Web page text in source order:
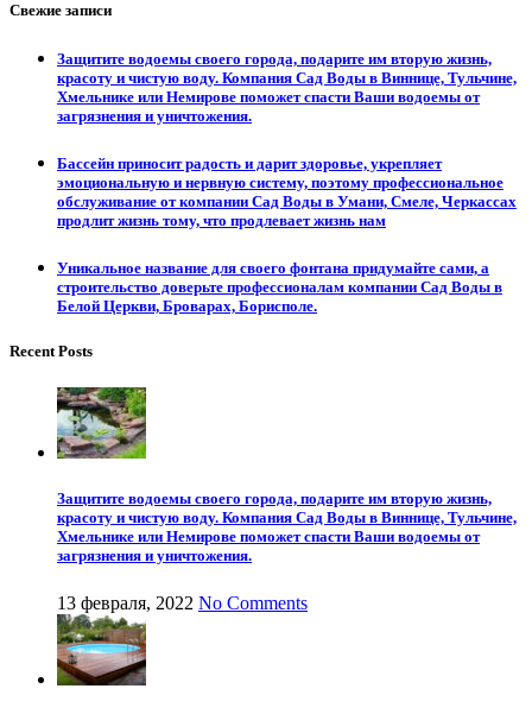
Свежие записи
Защитите водоемы своего города, подарите им вторую жизнь,
красоту и чистую воду. Компания Сад Воды в Виннице, Тульчине,
Хмельнике или Немирове поможет спасти Ваши водоемы от
загрязнения и уничтожения.
Бассейн приносит радость и дарит здоровье, укрепляет
эмоциональную и нервную систему, поэтому профессиональное
обслуживание от компании Сад Воды в Умани, Смеле, Черкассах
продлит жизнь тому, что продлевает жизнь нам
Уникальное название для своего фонтана придумайте сами, а
строительство доверьте профессионалам компании Сад Воды в
Белой Церкви, Броварах, Борисполе.
Recent Posts
Защитите водоемы своего города, подарите им вторую жизнь,
красоту и чистую воду. Компания Сад Воды в Виннице, Тульчине,
Хмельнике или Немирове поможет спасти Ваши водоемы от
загрязнения и уничтожения.
13 февраля, 2022 No Comments